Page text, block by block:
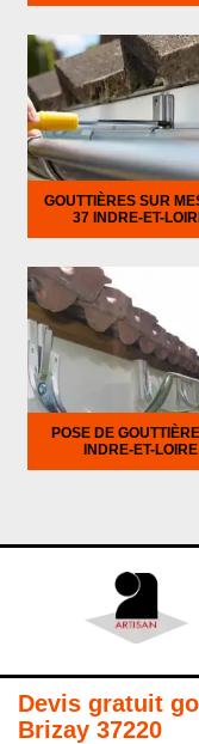
GOUTTIÈRES SUR
37 INDRE-ET-
POSE DE
INDRE-ET-LOIRE
Devis gratuit
Brizay 37220